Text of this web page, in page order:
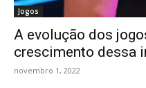
Jogos
A evolução dos
crescimento dessa
novembro 1, 2022